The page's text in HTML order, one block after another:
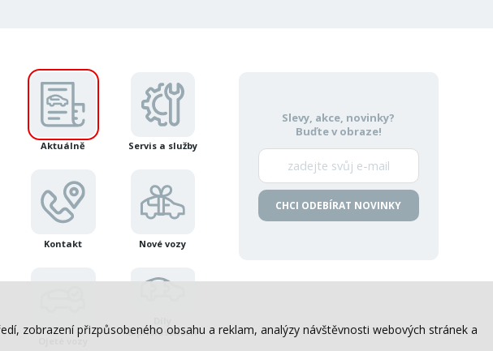
zobrazení přizpůsobeného obsahu a reklam, analýzy návštěvnosti webových stránek a
Aktuálně Servis a služby
Kontakt Nové vozy
Ojeté vozy
a příslušenství
Slevy, akce, novinky?
Buďte v obraze!
CHCI ODEBÍRAT NOVINKY